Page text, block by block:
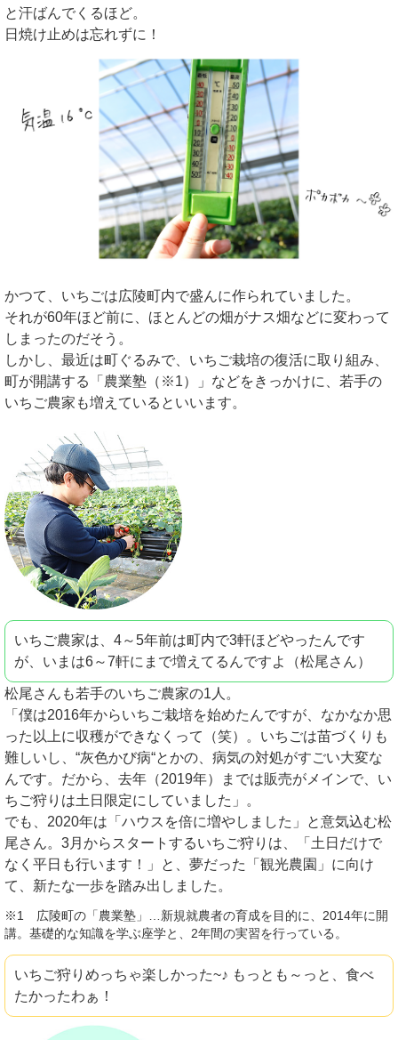
と汗ばんでくるほど。
日焼け止めは忘れずに！
かつて、いちごは広陵町内で盛んに作られていました。
それが60年ほど前に、ほとんどの畑がナス畑などに変わって
しまったのだそう。
しかし、最近は町ぐるみで、いちご栽培の復活に取り組み、
町が開講する「農業塾（※1）」などをきっかけに、若手の
いちご農家も増えているといいます。
いちご農家は、4～5年前は町内で3軒ほどやったんです
が、いまは6～7軒にまで増えてるんですよ（松尾さん）
松尾さんも若手のいちご農家の1人。
「僕は2016年からいちご栽培を始めたんですが、なかなか思
った以上に収穫ができなくって（笑）。いちごは苗づくりも
難しいし、“灰色かび病“とかの、病気の対処がすごい大変な
んです。だから、去年（2019年）までは販売がメインで、い
ちご狩りは土日限定にしていました」。
でも、2020年は「ハウスを倍に増やしました」と意気込む松
尾さん。3月からスタートするいちご狩りは、「土日だけで
なく平日も行います！」と、夢だった「観光農園」に向け
て、新たな一歩を踏み出しました。
※1 広陵町の「農業塾」…新規就農者の育成を目的に、2014年に開
講。基礎的な知識を学ぶ座学と、2年間の実習を行っている。
いちご狩りめっちゃ楽しかった~♪ もっとも～っと、食べ
たかったわぁ！